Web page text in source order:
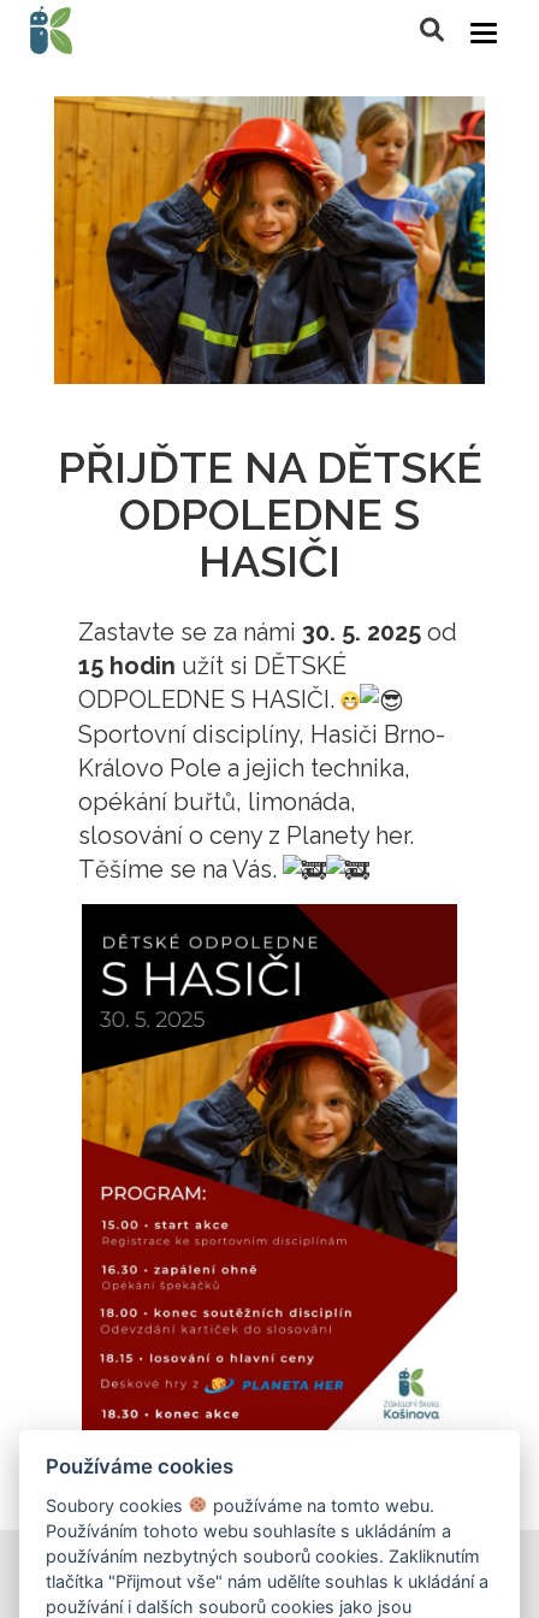
PŘIJĎTE NA DĚTSKÉ
ODPOLEDNE S
HASIČI
Zastavte se za námi 30. 5. 2025 od
15 hodin užít si DĚTSKÉ
ODPOLEDNE S HASIČI.
Sportovní disciplíny, Hasiči Brno-
Královo Pole a jejich technika,
opékání buřtů, limonáda,
slosování o ceny z Planety her.
Těšíme se na Vás.
Používáme cookies
Soubory cookies
používáme na tomto webu.
Používáním tohoto webu souhlasíte s ukládáním a
používáním nezbytných souborů cookies. Zakliknutím
tlačítka "Přijmout vše" nám udělíte souhlas k ukládání a
používání i dalších souborů cookies jako jsou